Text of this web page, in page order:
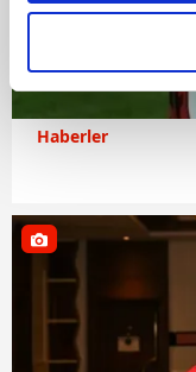
amacımızın size
olduğunu ve sizlere
elimizden gelen
reklamların
kalemimiz olduğunu
takdirde,
gösterilmeyecektir."
Sizlere daha iyi bir
Sitemizde
kullanılmaktadır.
Haberler